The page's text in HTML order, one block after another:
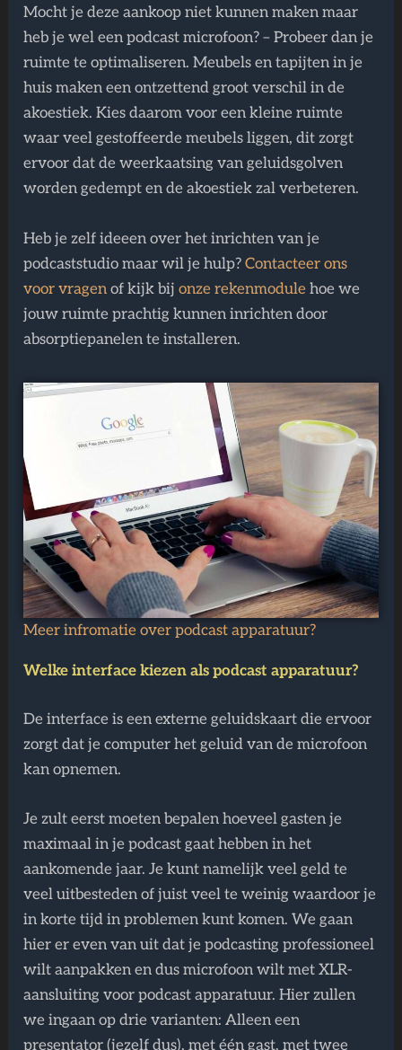
Mocht je deze aankoop niet kunnen maken maar
heb je wel een podcast microfoon? – Probeer dan je
ruimte te optimaliseren. Meubels en tapijten in je
huis maken een ontzettend groot verschil in de
akoestiek. Kies daarom voor een kleine ruimte
waar veel gestoffeerde meubels liggen, dit zorgt
ervoor dat de weerkaatsing van geluidsgolven
worden gedempt en de akoestiek zal verbeteren.
Heb je zelf ideeen over het inrichten van je
podcaststudio maar wil je hulp? Contacteer ons
voor vragenof kijk bijonze rekenmodule hoe we
jouw ruimte prachtig kunnen inrichten door
absorptiepanelen te installeren.
Meer infromatie over podcast apparatuur?
Welke interface kiezen als podcast apparatuur?
De interface is een externe geluidskaart die ervoor
zorgt dat je computer het geluid van de microfoon
kan opnemen.
Je zult eerst moeten bepalen hoeveel gasten je
maximaal in je podcast gaat hebben in het
aankomende jaar. Je kunt namelijk veel geld te
veel uitbesteden of juist veel te weinig waardoor je
in korte tijd in problemen kunt komen. We gaan
hier er even van uit dat je podcasting professioneel
wilt aanpakken en dus microfoon wilt met XLR-
aansluiting voor podcast apparatuur. Hier zullen
we ingaan op drie varianten: Alleen een
presentator (jezelf dus), met één gast, met twee